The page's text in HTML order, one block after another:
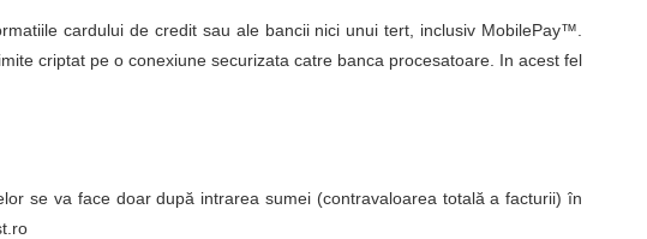
cardului de credit sau ale bancii nici unui tert, inclusiv MobilePay™.
criptat pe o conexiune securizata catre banca procesatoare. In acest fel
se va face doar după intrarea sumei (contravaloarea totală a facturii) în